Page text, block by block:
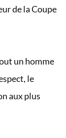
de la Coupe
un homme
le
aux plus